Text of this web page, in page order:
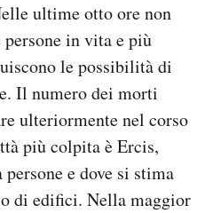
ultime otto ore non
persone in vita e più
le possibilità di
Il numero dei morti
ulteriormente nel corso
più colpita è Ercis,
e dove si stima
di edifici. Nella maggior